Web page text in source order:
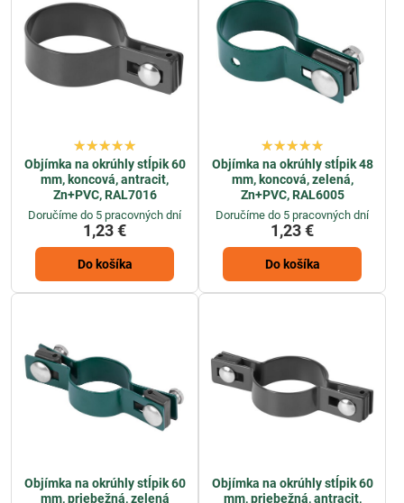
Objímka na okrúhly stĺpik 60
mm, koncová, antracit,
Zn+PVC, RAL7016
Doručíme do 5 pracovných dní
1,23 €
Do košíka
Objímka na okrúhly stĺpik 48
mm, koncová, zelená,
Zn+PVC, RAL6005
Doručíme do 5 pracovných dní
1,23 €
Do košíka
Objímka na okrúhly stĺpik 60
mm, priebežná, zelená
Objímka na okrúhly stĺpik 60
mm, priebežná, antracit,